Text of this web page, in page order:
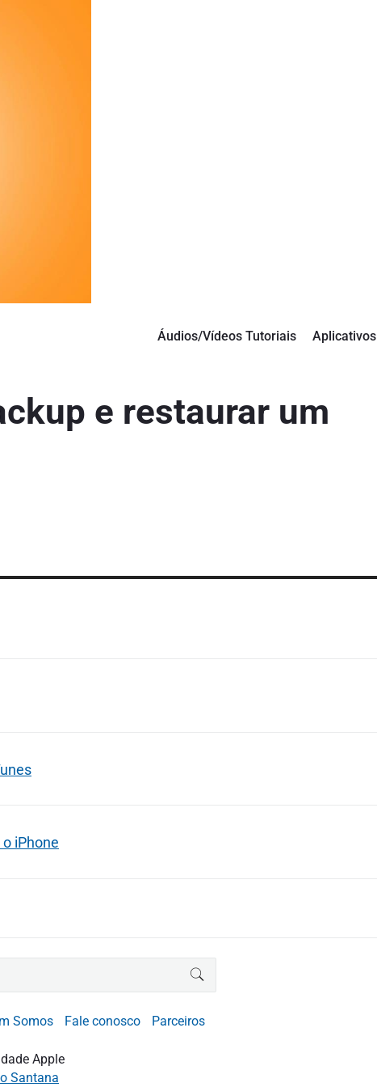
Áudios/Vídeos Tutoriais Aplicativos
e restaurar um
iPhone
BUSCAR
Somos Fale conosco Parceiros
Apple
Santana